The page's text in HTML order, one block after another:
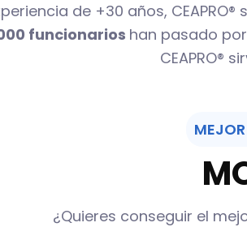
de +30 años,
funcionarios han pasado
CEAPRO®
¿Quieres conseguir el